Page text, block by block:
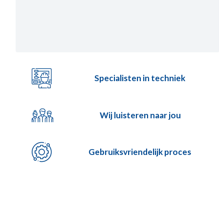
Specialisten in techniek
Wij luisteren naar jou
Gebruiksvriendelijk proces